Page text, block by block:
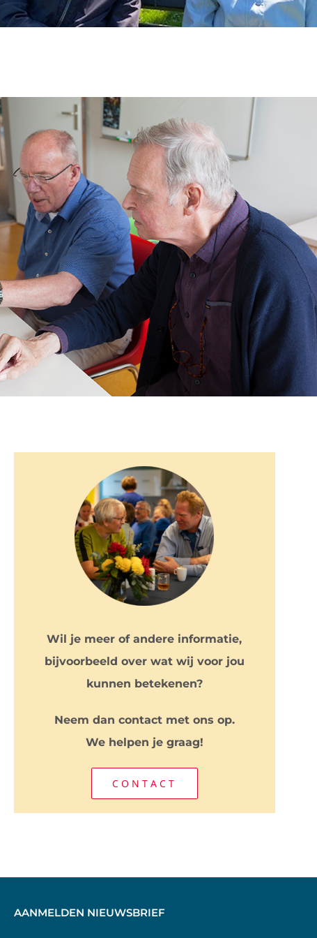
Wil je meer of andere informatie,
bijvoorbeeld over wat wij voor jou
kunnen betekenen?
Neem dan contact met ons op.
We helpen je graag!
CONTACT
AANMELDEN NIEUWSBRIEF